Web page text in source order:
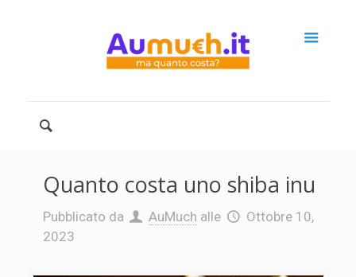
Quanto costa uno shiba inu
Pubblicato da AuMuch alle
Ottobre 10,
2023